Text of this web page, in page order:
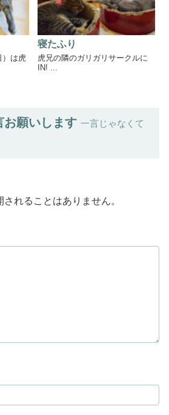
）は虎
寝たふり
虎兄の隣のガリガリサークルに
IN! ...
お願いします 一言じゃなくて
れることはありません。